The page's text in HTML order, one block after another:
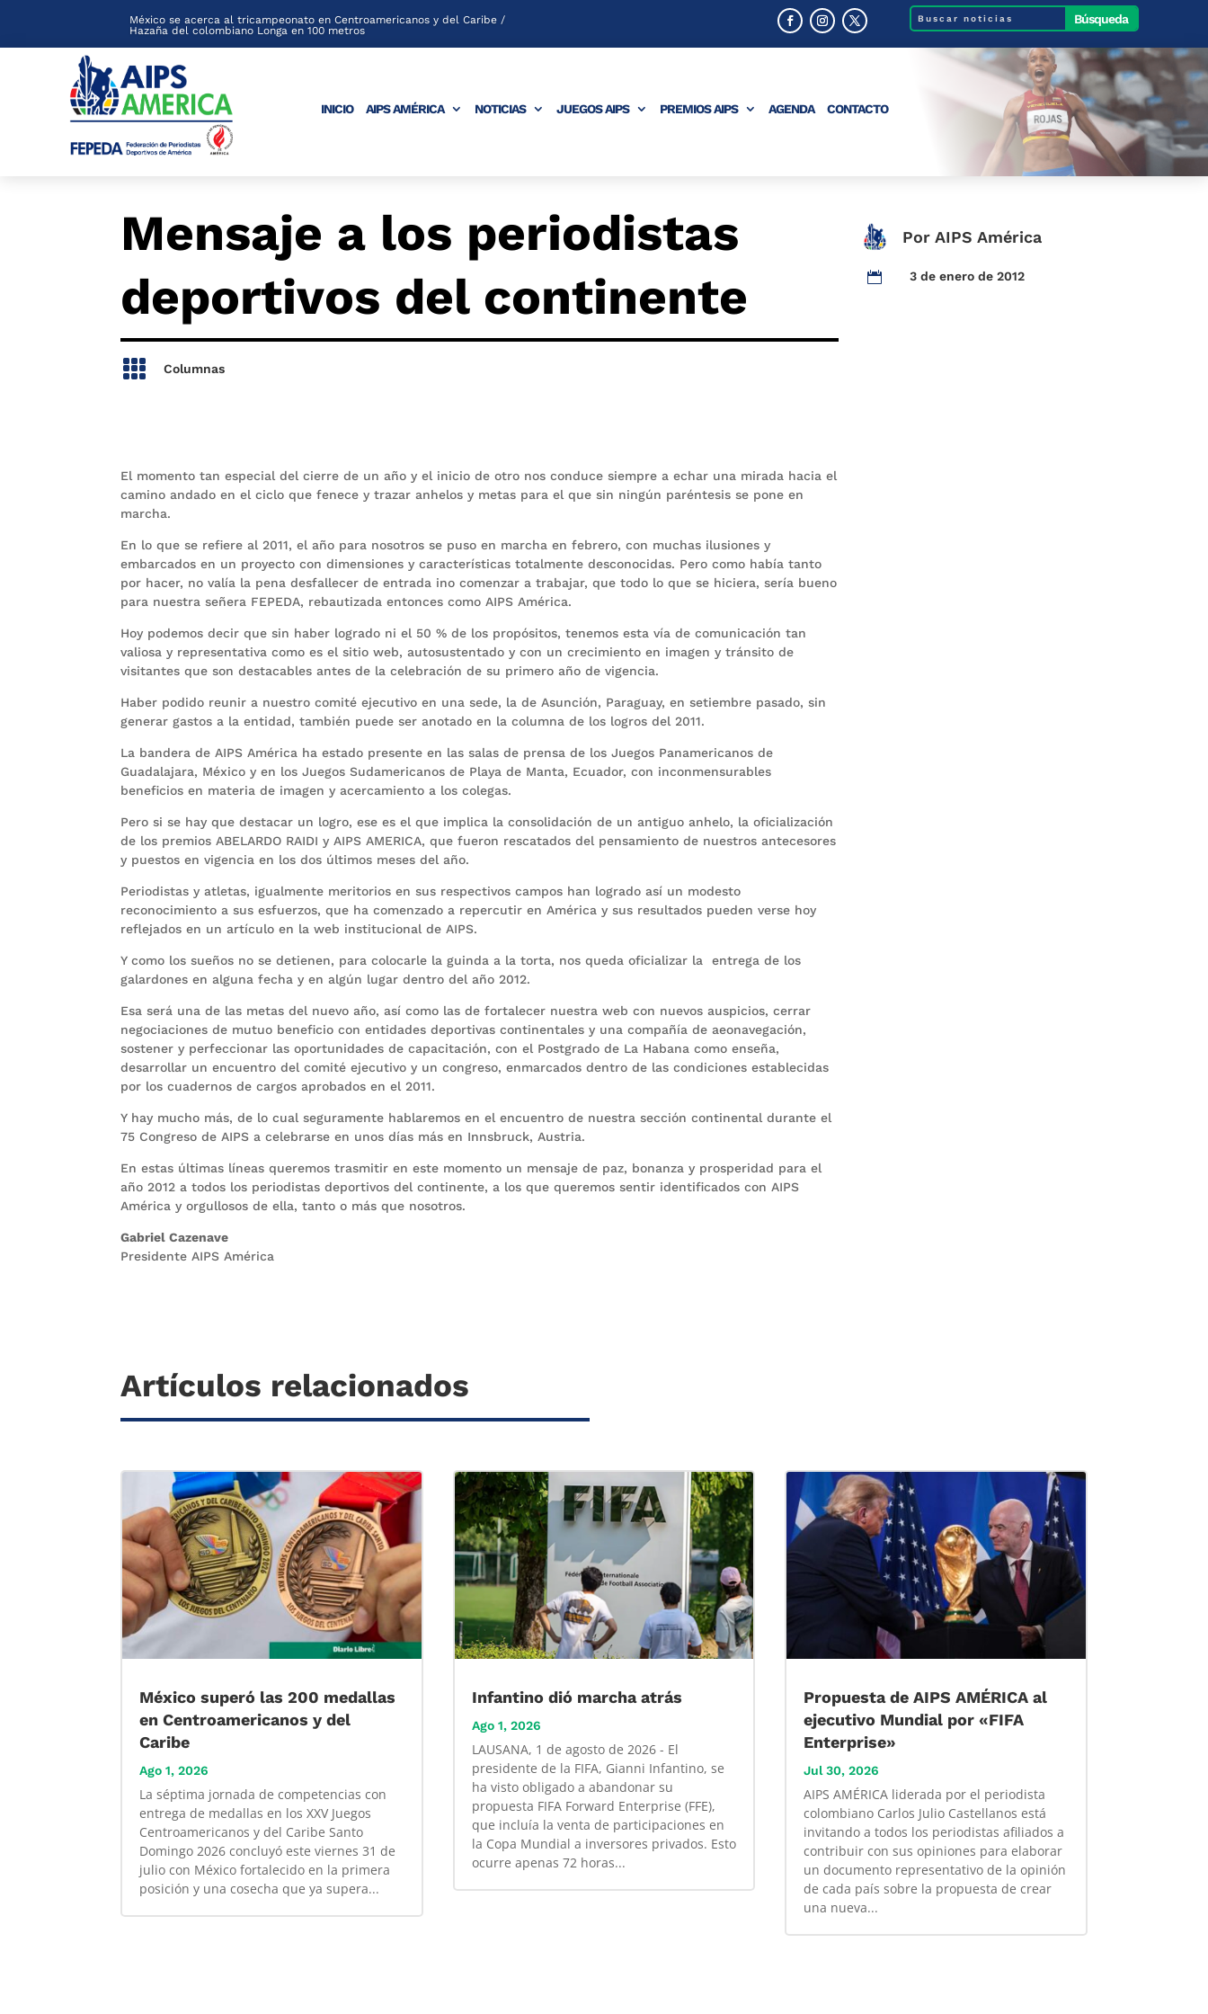
México se acerca al tricampeonato en Centroamericanos y del Caribe /
Hazaña del colombiano Longa en 100 metros
INICIO AIPS AMÉRICA NOTICIAS JUEGOS AIPS PREMIOS AIPS AGENDA CONTACTO
Mensaje a los periodistas
deportivos del continente
 Columnas
Por AIPS América
 3 de enero de 2012
El momento tan especial del cierre de un año y el inicio de otro nos conduce siempre a echar una mirada hacia el
camino andado en el ciclo que fenece y trazar anhelos y metas para el que sin ningún paréntesis se pone en
marcha.
En lo que se refiere al 2011, el año para nosotros se puso en marcha en febrero, con muchas ilusiones y
embarcados en un proyecto con dimensiones y características totalmente desconocidas. Pero como había tanto
por hacer, no valía la pena desfallecer de entrada ino comenzar a trabajar, que todo lo que se hiciera, sería bueno
para nuestra señera FEPEDA, rebautizada entonces como AIPS América.
Hoy podemos decir que sin haber logrado ni el 50 % de los propósitos, tenemos esta vía de comunicación tan
valiosa y representativa como es el sitio web, autosustentado y con un crecimiento en imagen y tránsito de
visitantes que son destacables antes de la celebración de su primero año de vigencia.
Haber podido reunir a nuestro comité ejecutivo en una sede, la de Asunción, Paraguay, en setiembre pasado, sin
generar gastos a la entidad, también puede ser anotado en la columna de los logros del 2011.
La bandera de AIPS América ha estado presente en las salas de prensa de los Juegos Panamericanos de
Guadalajara, México y en los Juegos Sudamericanos de Playa de Manta, Ecuador, con inconmensurables
beneficios en materia de imagen y acercamiento a los colegas.
Pero si se hay que destacar un logro, ese es el que implica la consolidación de un antiguo anhelo, la oficialización
de los premios ABELARDO RAIDI y AIPS AMERICA, que fueron rescatados del pensamiento de nuestros antecesores
y puestos en vigencia en los dos últimos meses del año.
Periodistas y atletas, igualmente meritorios en sus respectivos campos han logrado así un modesto
reconocimiento a sus esfuerzos, que ha comenzado a repercutir en América y sus resultados pueden verse hoy
reflejados en un artículo en la web institucional de AIPS.
Y como los sueños no se detienen, para colocarle la guinda a la torta, nos queda oficializar la entrega de los
galardones en alguna fecha y en algún lugar dentro del año 2012.
Esa será una de las metas del nuevo año, así como las de fortalecer nuestra web con nuevos auspicios, cerrar
negociaciones de mutuo beneficio con entidades deportivas continentales y una compañía de aeonavegación,
sostener y perfeccionar las oportunidades de capacitación, con el Postgrado de La Habana como enseña,
desarrollar un encuentro del comité ejecutivo y un congreso, enmarcados dentro de las condiciones establecidas
por los cuadernos de cargos aprobados en el 2011.
Y hay mucho más, de lo cual seguramente hablaremos en el encuentro de nuestra sección continental durante el
75 Congreso de AIPS a celebrarse en unos días más en Innsbruck, Austria.
En estas últimas líneas queremos trasmitir en este momento un mensaje de paz, bonanza y prosperidad para el
año 2012 a todos los periodistas deportivos del continente, a los que queremos sentir identificados con AIPS
América y orgullosos de ella, tanto o más que nosotros.
Gabriel Cazenave
Presidente AIPS América
Artículos relacionados
México superó las 200 medallas
en Centroamericanos y del
Caribe
Ago 1, 2026
La séptima jornada de competencias con
entrega de medallas en los XXV Juegos
Centroamericanos y del Caribe Santo
Domingo 2026 concluyó este viernes 31 de
julio con México fortalecido en la primera
posición y una cosecha que ya supera...
Infantino dió marcha atrás
Ago 1, 2026
LAUSANA, 1 de agosto de 2026 - El
presidente de la FIFA, Gianni Infantino, se
ha visto obligado a abandonar su
propuesta FIFA Forward Enterprise (FFE),
que incluía la venta de participaciones en
la Copa Mundial a inversores privados. Esto
ocurre apenas 72 horas...
Propuesta de AIPS AMÉRICA al
ejecutivo Mundial por «FIFA
Enterprise»
Jul 30, 2026
AIPS AMÉRICA liderada por el periodista
colombiano Carlos Julio Castellanos está
invitando a todos los periodistas afiliados a
contribuir con sus opiniones para elaborar
un documento representativo de la opinión
de cada país sobre la propuesta de crear
una nueva...